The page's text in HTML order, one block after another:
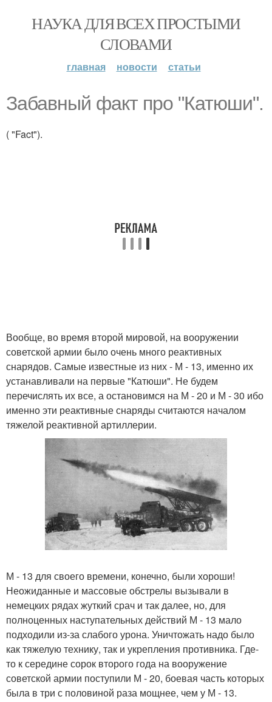
НАУКА ДЛЯ ВСЕХ ПРОСТЫМИ
СЛОВАМИ
главная новости статьи
Забавный факт про "Катюши".
( "Fact").
Вообще, во время второй мировой, на вооружении
советской армии было очень много реактивных
снарядов. Самые известные из них - М - 13, именно их
устанавливали на первые "Катюши". Не будем
перечислять их все, а остановимся на М - 20 и М - 30 ибо
именно эти реактивные снаряды считаются началом
тяжелой реактивной артиллерии.
М - 13 для своего времени, конечно, были хороши!
Неожиданные и массовые обстрелы вызывали в
немецких рядах жуткий срач и так далее, но, для
полноценных наступательных действий М - 13 мало
подходили из-за слабого урона. Уничтожать надо было
как тяжелую технику, так и укрепления противника. Где-
то к середине сорок второго года на вооружение
советской армии поступили М - 20, боевая часть которых
была в три с половиной раза мощнее, чем у М - 13.